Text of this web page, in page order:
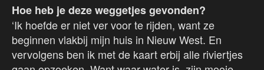
Hoe heb je deze weggetjes gevonden?
‘Ik hoefde er niet ver voor te rijden, want ze
beginnen vlakbij mijn huis in Nieuw West. En
vervolgens ben ik met de kaart erbij alle riviertjes